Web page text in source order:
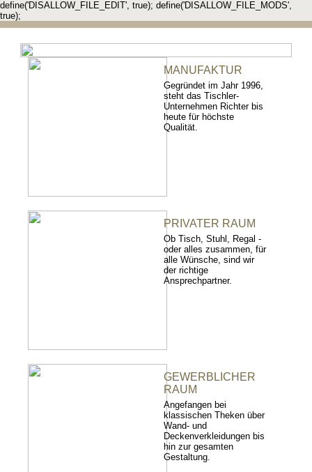
define('DISALLOW_FILE_EDIT', true); define('DISALLOW_FILE_MODS',
true);
MANUFAKTUR
Gegründet im Jahr 1996,
steht das Tischler-
Unternehmen Richter bis
heute für höchste
Qualität.
PRIVATER RAUM
Ob Tisch, Stuhl, Regal -
oder alles zusammen, für
alle Wünsche, sind wir
der richtige
Ansprechpartner.
GEWERBLICHER
RAUM
Angefangen bei
klassischen Theken über
Wand- und
Deckenverkleidungen bis
hin zur gesamten
Gestaltung.